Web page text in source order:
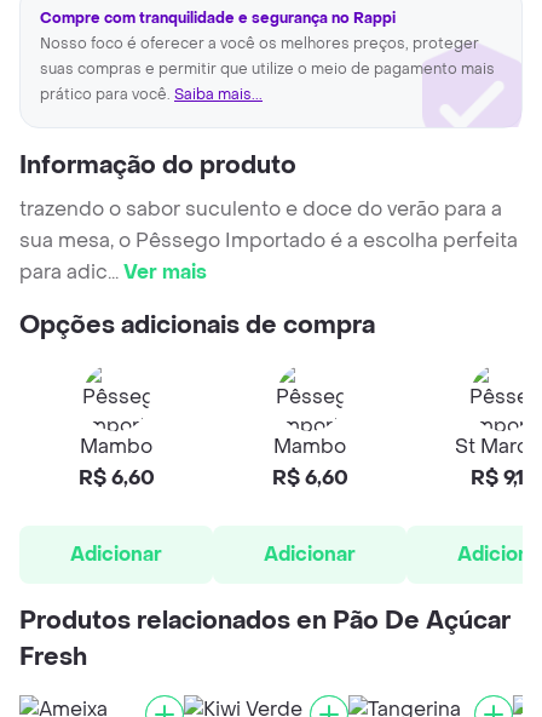
Compre com tranquilidade e segurança no Rappi
Nosso foco é oferecer a você os melhores preços, proteger
suas compras e permitir que utilize o meio de pagamento mais
prático para você. Saiba mais...
Informação do produto
trazendo o sabor suculento e doce do verão para a
sua mesa, o Pêssego Importado é a escolha perfeita
para adic...Ver mais
Opções adicionais de compra
Mambo
R$ 6,60
Adicionar
Mambo
R$ 6,60
Adicionar
St
R$ 9,18
Produtos relacionados en Pão De Açúcar
Fresh